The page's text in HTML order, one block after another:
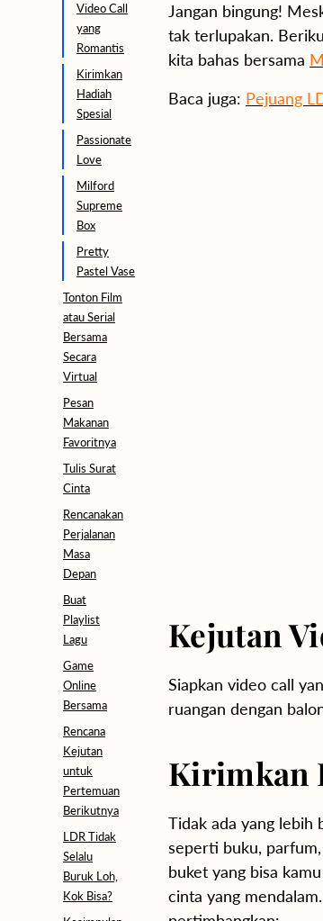
Video Call
yang
Romantis
Kirimkan
Hadiah
Spesial
Passionate
Love
Milford
Supreme
Box
Pretty
Pastel Vase
Tonton Film
atau Serial
Bersama
Secara
Virtual
Pesan
Makanan
Favoritnya
Tulis Surat
Cinta
Rencanakan
Perjalanan
Masa
Depan
Buat
Playlist
Lagu
Game
Online
Bersama
Rencana
Kejutan
untuk
Pertemuan
Berikutnya
LDR Tidak
Selalu
Buruk Loh,
Kok Bisa?
Jangan bingung!
tak terlupakan.
kita bahas bersama
Baca juga: Pejuang
Kejutan
Siapkan video call
ruangan dengan
Kirimkan
Tidak ada yang lebih
seperti buku,
buket yang bisa
cinta yang